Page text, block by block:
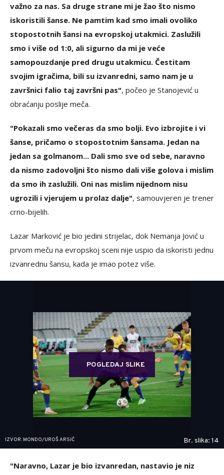
važno za nas. Sa druge strane mi je žao što nismo
iskoristili šanse. Ne pamtim kad smo imali ovoliko
stopostotnih šansi na evropskoj utakmici. Zaslužili
smo i više od 1:0, ali sigurno da mi je veće
samopouzdanje pred drugu utakmicu. Čestitam
svojim igračima, bili su izvanredni, samo nam je u
završnici falio taj završni pas", počeo je Stanojević u
obraćanju poslije meča.
"Pokazali smo večeras da smo bolji. Evo izbrojite i vi
šanse, pričamo o stopostotnim šansama. Jedan na
jedan sa golmanom... Dali smo sve od sebe, naravno
da nismo zadovoljni što nismo dali više golova i mislim
da smo ih zaslužili. Oni nas mislim nijednom nisu
ugrozili i vjerujem u prolaz dalje", samouvjeren je trener
crno-bijelih.
Lazar Marković je bio jedini strijelac, dok Nemanja Jović u
prvom meču na evropskoj sceni nije uspio da iskoristi jednu
izvanrednu šansu, kada je imao potez više.
POGLEDAJ SLIKE
IZVOR: MONDO/UROŠ ARSIĆ Br. slika: 14
"Naravno, Lazar je bio izvanredan, nastavio je niz